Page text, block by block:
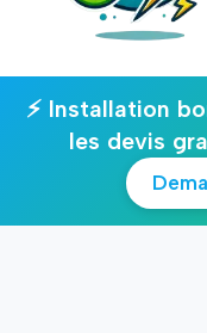
⚡ Installation
les devis